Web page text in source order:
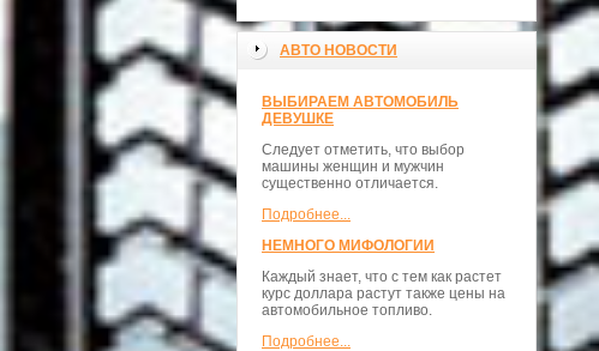
АВТО НОВОСТИ
ВЫБИРАЕМ АВТОМОБИЛЬ
ДЕВУШКЕ
Следует отметить, что выбор
машины женщин и мужчин
существенно отличается.
Подробнее...
НЕМНОГО МИФОЛОГИИ
Каждый знает, что с тем как растет
курс доллара растут также цены на
автомобильное топливо.
Подробнее...